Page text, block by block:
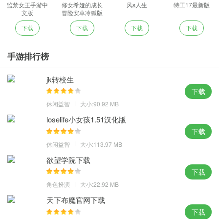
监禁女王手游中
文版
下载
修女希娅的成长
冒险安卓冷狐版
下载
风s人生
下载
特工17最新版
下载
手游排行榜
jk转校生
休闲益智 大小:90.92 MB
下载
loselife小女孩1.51汉化版
休闲益智 大小:113.97 MB
下载
欲望学院下载
角色扮演 大小:22.92 MB
下载
天下布魔官网下载
下载